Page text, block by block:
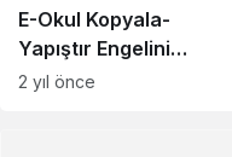
E-Okul Kopyala-
Yapıştır Engelini
Aşmak
2 yıl önce